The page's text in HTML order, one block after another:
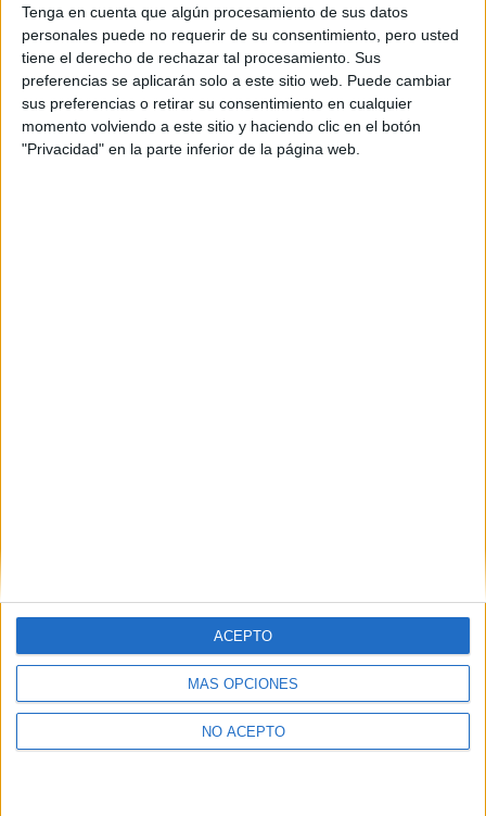
Tenga en cuenta que algún procesamiento de sus datos
personales puede no requerir de su consentimiento, pero usted
tiene el derecho de rechazar tal procesamiento. Sus
preferencias se aplicarán solo a este sitio web. Puede cambiar
sus preferencias o retirar su consentimiento en cualquier
momento volviendo a este sitio y haciendo clic en el botón
"Privacidad" en la parte inferior de la página web.
MÁS OPCIONES
NO ACEPTO
ACEPTO
Tipo: Máster
Pídeles información ¡GRATIS!
Presencial |Madrid
Máster Universitario en Nuevas
Tecnologías Electrónicas y Fotónicas
Madrid(5)
Vizcaya(1)